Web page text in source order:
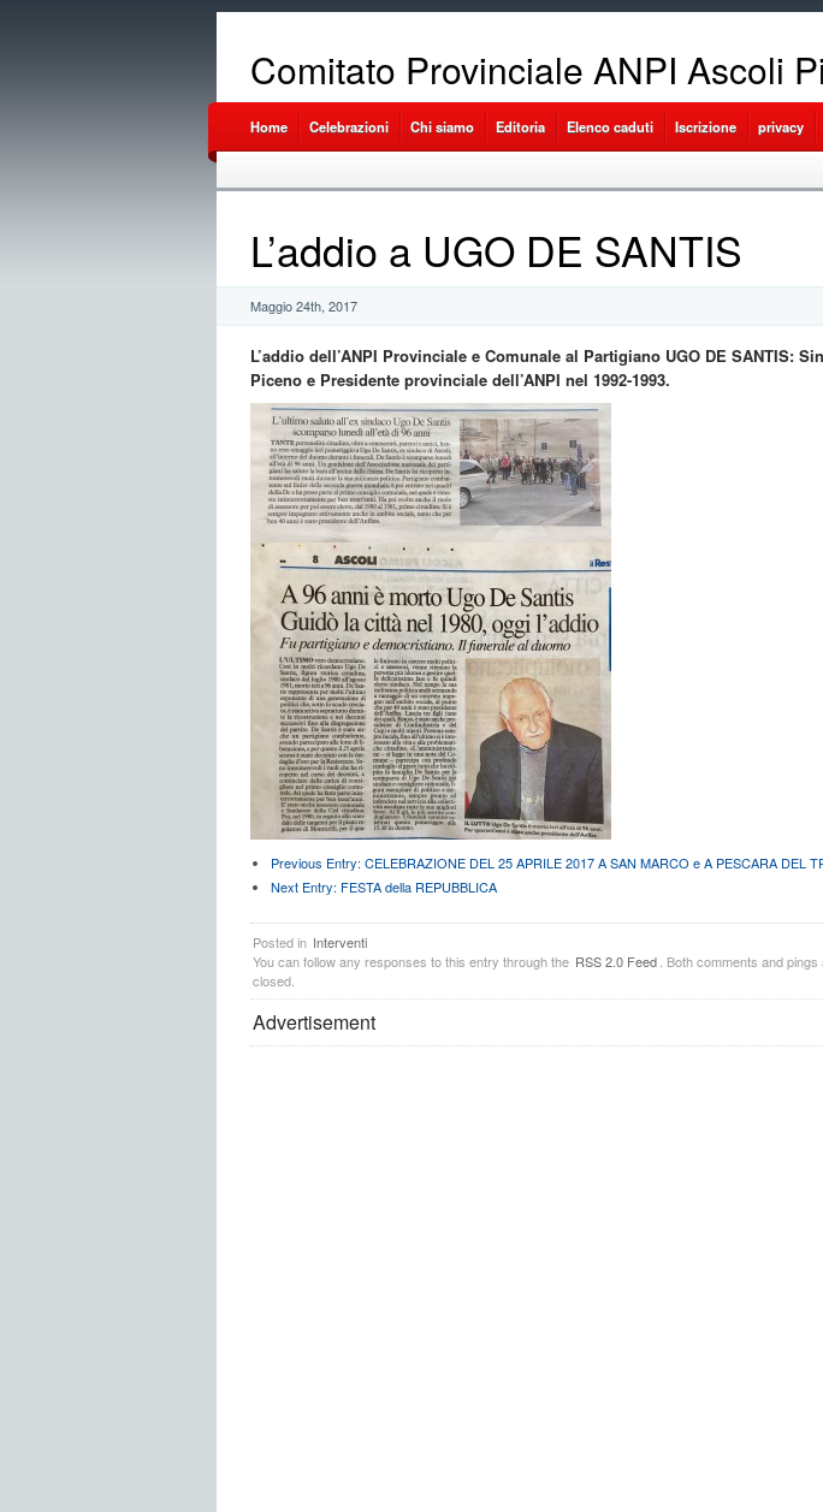
Comitato Provinciale ANPI Ascoli
Home Celebrazioni Chi siamo Editoria Elenco caduti Iscrizione privacy
L’addio a UGO DE SANTIS
Maggio 24th, 2017
L’addio dell’ANPI Provinciale e Comunale al Partigiano UGO DE SANTIS:
Piceno e Presidente provinciale dell’ANPI nel 1992-1993.
Previous Entry: CELEBRAZIONE DEL 25 APRILE 2017 A SAN MARCO e A PESCARA DEL
Next Entry: FESTA della REPUBBLICA
Posted in Interventi
You can follow any responses to this entry through the RSS 2.0 Feed . Both comments and
closed.
Advertisement